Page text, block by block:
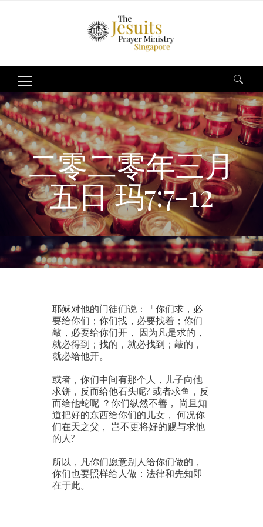
Search
for:
二零二零年三月
五日 玛7:7-12
耶稣对他的门徒们说：「你们求，必
要给你们；你们找，必要找着；你们
敲，必要给你们开， 因为凡是求的，
就必得到；找的，就必找到；敲的，
就必给他开。
或者，你们中间有那个人，儿子向他
求饼，反而给他石头呢? 或者求鱼，反
而给他蛇呢 ？你们纵然不善， 尚且知
道把好的东西给你们的儿女， 何况你
们在天之父， 岂不更将好的赐与求他
的人?
所以，凡你们愿意别人给你们做的，
你们也要照样给人做：法律和先知即
在于此。